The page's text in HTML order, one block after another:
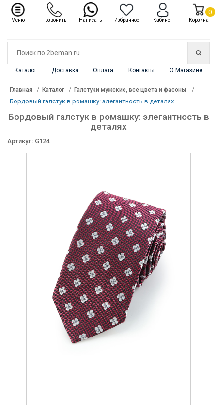
Каталог Доставка Оплата Контакты О Магазине
Каталог ✖
Главная Каталог Галстуки мужские, все цвета и фасоны
Бордовый галстук в ромашку: элегантность в деталях
Бордовый галстук в ромашку: элегантность в
деталях
Артикул: G124
Меню Позвонить Написать Избранное Кабинет Корзина
0